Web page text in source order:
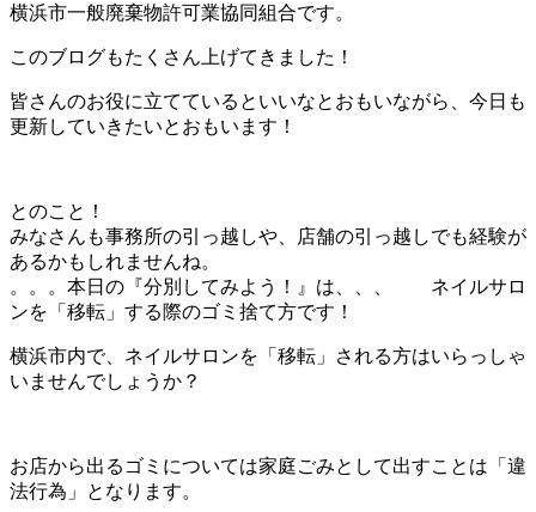
横浜市一般廃棄物許可業協同組合です。
このブログもたくさん上げてきました！
皆さんのお役に立てているといいなとおもいながら、今日も
更新していきたいとおもいます！
とのこと！
みなさんも事務所の引っ越しや、店舗の引っ越しでも経験が
あるかもしれませんね。
。。。本日の『分別してみよう！』は、、、 ネイルサロ
ンを「移転」する際のゴミ捨て方です！
横浜市内で、ネイルサロンを「移転」される方はいらっしゃ
いませんでしょうか？
お店から出るゴミについては家庭ごみとして出すことは「違
法行為」となります。